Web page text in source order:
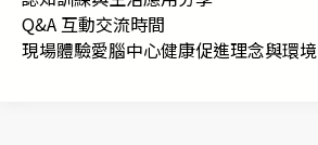
Q&A 互動交流時間
現場體驗愛腦中心健康促進理念與環境